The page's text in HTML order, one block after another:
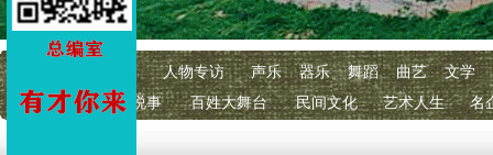
人物专访 声乐 器乐 舞蹈 曲艺
文学
明星经纪
百艺说事 百姓大舞台 民间文化 艺术人生 名